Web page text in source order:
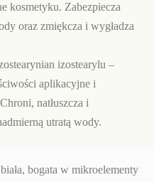
kosmetyku. Zabezpiecza
oraz zmiękcza i wygładza
izostearylu –
aplikacyjne i
natłuszcza i
utratą wody.
bogata w mikroelementy